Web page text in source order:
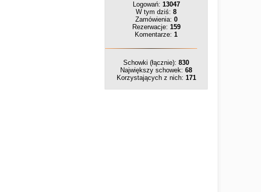
Logowań: 13047
W tym dziś: 8
Zamówienia: 0
Rezerwacje: 159
Komentarze: 1
Schowki (łącznie): 830
Największy schowek: 68
Korzystających z nich: 171